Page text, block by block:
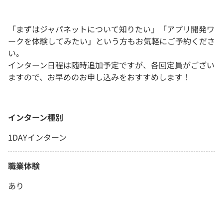
「まずはジャパネットについて知りたい」「アプリ開発ワ
ークを体験してみたい」という方もお気軽にご予約くださ
い。
インターン日程は随時追加予定ですが、各回定員がござい
ますので、お早めのお申し込みをおすすめします！
インターン種別
1DAYインターン
職業体験
あり